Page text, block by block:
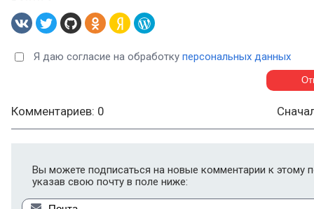
Я даю согласие на обработку персональных данных
Комментариев: 0
Вы можете подписаться на новые комментарии к этому
указав свою почту в поле ниже: